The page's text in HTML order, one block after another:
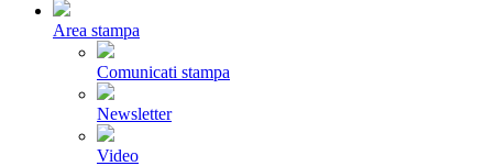
Area stampa
Comunicati stampa
Newsletter
Video